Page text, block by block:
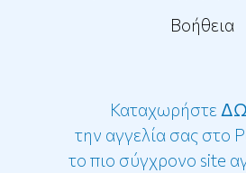
Βοήθεια
Καταχωρήστε
την αγγελία σας στο
το πιο σύγχρονο site